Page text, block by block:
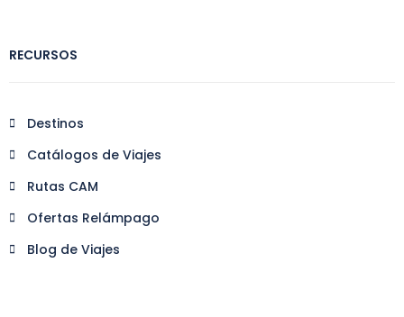
RECURSOS
Destinos
Catálogos de Viajes
Rutas CAM
Ofertas Relámpago
Blog de Viajes